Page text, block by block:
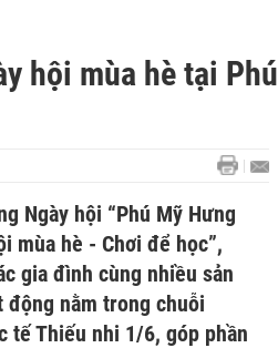
hội mùa hè tại Phú
Ngày hội “Phú Mỹ Hưng
mùa hè - Chơi để học”,
gia đình cùng nhiều sản
nằm trong chuỗi
tế Thiếu nhi 1/6, góp phần